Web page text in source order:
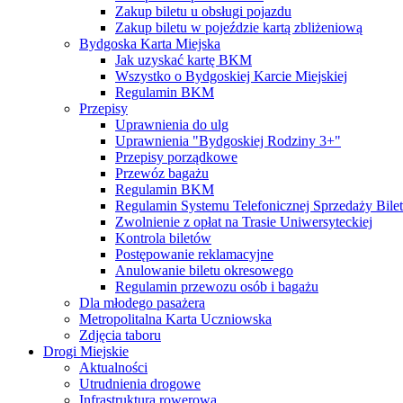
Zakup biletu u obsługi pojazdu
Zakup biletu w pojeździe kartą zbliżeniową
Bydgoska Karta Miejska
Jak uzyskać kartę BKM
Wszystko o Bydgoskiej Karcie Miejskiej
Regulamin BKM
Przepisy
Uprawnienia do ulg
Uprawnienia "Bydgoskiej Rodziny 3+"
Przepisy porządkowe
Przewóz bagażu
Regulamin BKM
Regulamin Systemu Telefonicznej Sprzedaży
Zwolnienie z opłat na Trasie Uniwersyteckiej
Kontrola biletów
Postępowanie reklamacyjne
Anulowanie biletu okresowego
Regulamin przewozu osób i bagażu
Dla młodego pasażera
Metropolitalna Karta Uczniowska
Zdjęcia taboru
Drogi Miejskie
Aktualności
Utrudnienia drogowe
Infrastruktura rowerowa